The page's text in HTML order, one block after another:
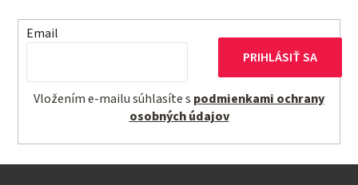
Email
Vložením e-mailu súhlasíte s podmienkami ochrany
osobných údajov
PRIHLÁSIŤ SA